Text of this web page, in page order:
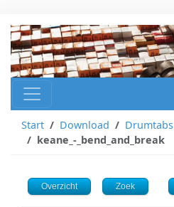
Start Download Drumtabs
keane_-_bend_and_break
Overzicht Zoek